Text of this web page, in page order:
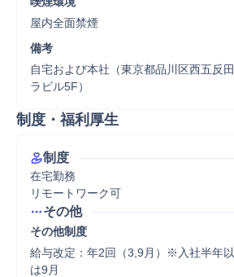
屋内全面禁煙
備考
自宅および本社（東京都品川区西五反
ラビル5F）
制度・福利厚生
制度
在宅勤務
リモートワーク可
その他
その他制度
給与改定：年2回（3,9⽉）※⼊社半年
は9⽉